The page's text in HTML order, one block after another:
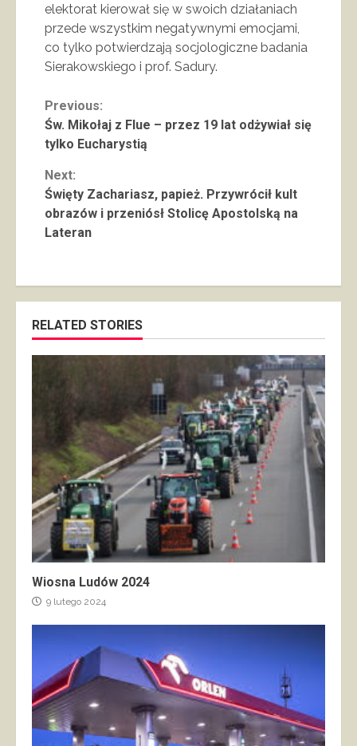
elektorat kierował się w swoich działaniach
przede wszystkim negatywnymi emocjami,
co tylko potwierdzają socjologiczne badania
Sierakowskiego i prof. Sadury.
Continue
Reading
Previous:
Św. Mikołaj z Flue – przez 19 lat odżywiał się
tylko Eucharystią
Next:
Święty Zachariasz, papież. Przywrócił kult
obrazów i przeniósł Stolicę Apostolską na
Lateran
RELATED STORIES
Wiosna Ludów 2024
9 lutego 2024